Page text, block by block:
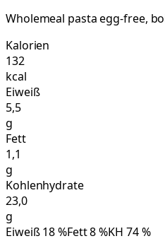
Wholemeal pasta egg-free,
Kalorien
132
kcal
Eiweiß
5,5
g
Fett
1,1
g
Kohlenhydrate
23,0
g
Eiweiß18%Fett8%KH 74%